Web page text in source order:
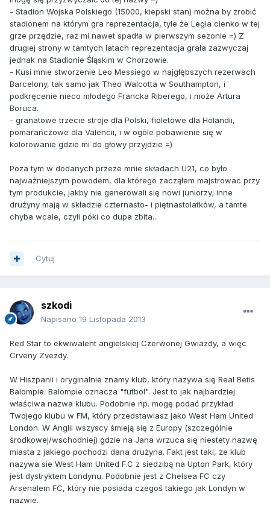
- Stadion Wojska Polskiego (15000, kiepski stan) można by zrobić
stadionem na którym gra reprezentacja, tyle że Legia cienko w tej
grze przędzie, raz mi nawet spadła w pierwszym sezonie =) Z
drugiej strony w tamtych latach reprezentacja grała zazwyczaj
jednak na Stadionie Śląskim w Chorzowie.
- Kusi mnie stworzenie Leo Messiego w najgłębszych rezerwach
Barcelony, tak samo jak Theo Walcotta w Southampton, i
podkręcenie nieco młodego Francka Riberego, i może Artura
Boruca.
- granatowe trzecie stroje dla Polski, fioletowe dla Holandii,
pomarańczowe dla Valencii, i w ogóle pobawienie się w
kolorowanie gdzie mi do głowy przyjdzie =)
Poza tym w dodanych przeze mnie składach U21, co było
najważniejszym powodem, dla którego zacząłem majstrowac przy
tym produkcie, jakby nie generowali się nowi juniorzy; inne
drużyny mają w składzie czternasto- i piętnastolatków, a tamte
chyba wcale, czyli póki co dupa zbita...
Cytuj
szkodi
Napisano 19 Listopada 2013
Red Star to ekwiwalent angielskiej Czerwonej Gwiazdy, a więc
Crveny Zvezdy.
W Hiszpanii i oryginalnie znamy klub, który nazywa się Real Betis
Balompie. Balompie oznacza "futbol". Jest to jak najbardziej
właściwa nazwa klubu. Podobnie np. mogę podać przykład
Twojego klubu w FM, który przedstawiasz jako West Ham United
London. W Anglii wszyscy śmieją się z Europy (szczególnie
środkowej/wschodniej) gdzie na Jana wrzuca się niestety nazwę
miasta z jakiego pochodzi dana drużyna. Fakt jest taki, że klub
nazywa sie West Ham United F.C z siedzibą na Upton Park, który
jest dystryktem Londynu. Podobnie jest z Chelsea FC czy
Arsenalem FC, który nie posiada czegoś takiego jak Londyn w
nazwie.